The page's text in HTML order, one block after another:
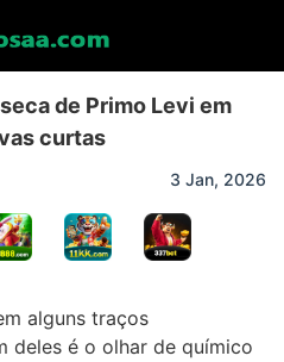
de Primo Levi em
curtas
3 Jan, 2026
alguns traços
deles é o olhar de químico